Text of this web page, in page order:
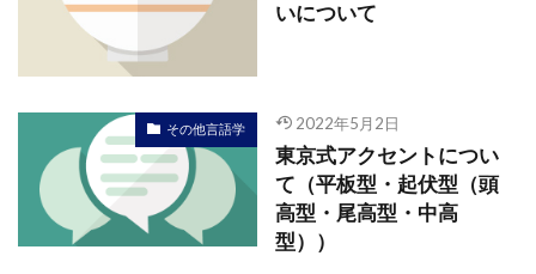
いについて
その他言語学 2022年5月2日
東京式アクセントについ
て（平板型・起伏型（頭
高型・尾高型・中高
型））